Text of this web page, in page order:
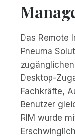
Das Remote
Pneuma
Desktop-
Fachkräfte,
Benutzer
RIM wurde